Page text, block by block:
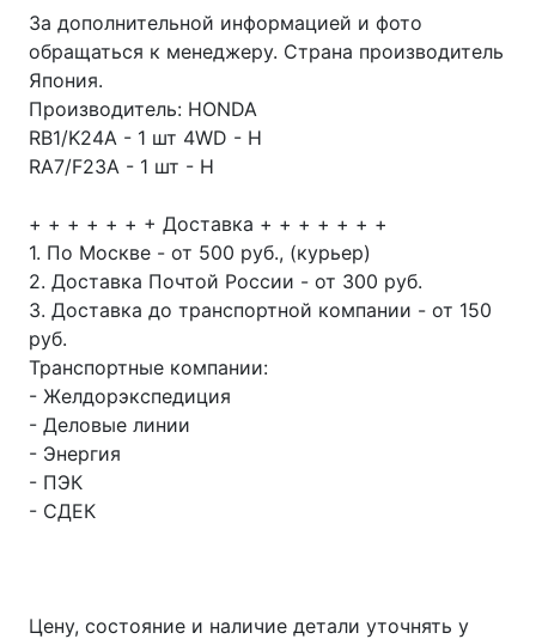
За дополнительной информацией и фото
обращаться к менеджеру. Страна производитель
Япония.
Производитель: HONDA
RB1/K24A - 1 шт 4WD - Н
RA7/F23A - 1 шт - Н
+ + + + + + + Доставка + + + + + + +
1. По Москве - от 500 руб., (курьер)
2. Доставка Почтой России - от 300 руб.
3. Доставка до транспортной компании - от 150
руб.
Транспортные компании:
- Желдорэкспедиция
- Деловые линии
- Энергия
- ПЭК
- СДЕК
Цену, состояние и наличие детали уточнять у